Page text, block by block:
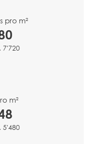
pro m²
7'720
m²
5'480